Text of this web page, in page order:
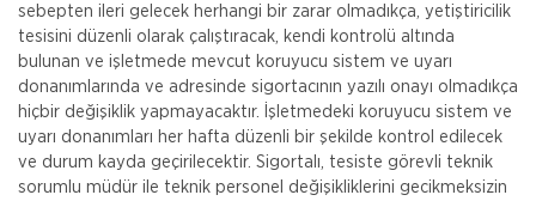
sebepten ileri gelecek herhangi bir zarar olmadıkça, yetiştiricilik
tesisini düzenli olarak çalıştıracak, kendi kontrolü altında
bulunan ve işletmede mevcut koruyucu sistem ve uyarı
donanımlarında ve adresinde sigortacının yazılı onayı olmadıkça
hiçbir değişiklik yapmayacaktır. İşletmedeki koruyucu sistem ve
uyarı donanımları her hafta düzenli bir şekilde kontrol edilecek
ve durum kayda geçirilecektir. Sigortalı, tesiste görevli teknik
sorumlu müdür ile teknik personel değişikliklerini gecikmeksizin